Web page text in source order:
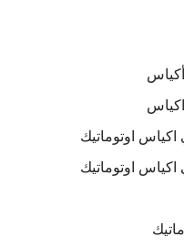
اوتوماتيك
اوتوماتيك